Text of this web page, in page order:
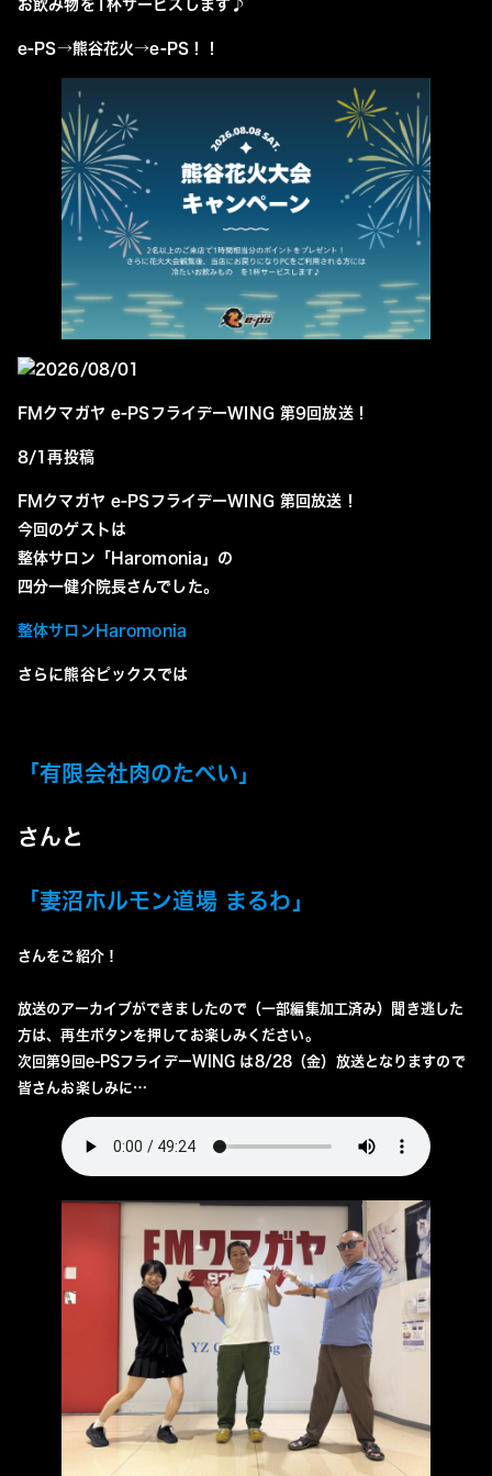
お飲み物を1杯サービスします♪
e-PS→熊谷花火→e-PS！！
2026/08/01
FMクマガヤ e-PSフライデーWING 第9回放送！
8/1再投稿
FMクマガヤ e-PSフライデーWING 第回放送！
今回のゲストは
整体サロン「Haromonia」の
四分一健介院長さんでした。
整体サロンHaromonia
さらに熊谷ピックスでは
「有限会社肉のたべい 」
さんと
「妻沼ホルモン道場 まるわ」
さんをご紹介！
放送のアーカイブができましたので（一部編集加工済み）聞き逃した
方は、再生ボタンを押してお楽しみください。
次回第9回e-PSフライデーWING は8/28（金）放送となりますので
皆さんお楽しみに…